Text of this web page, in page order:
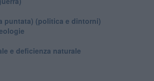
puntata) (politica e dintorni)
e deficienza naturale